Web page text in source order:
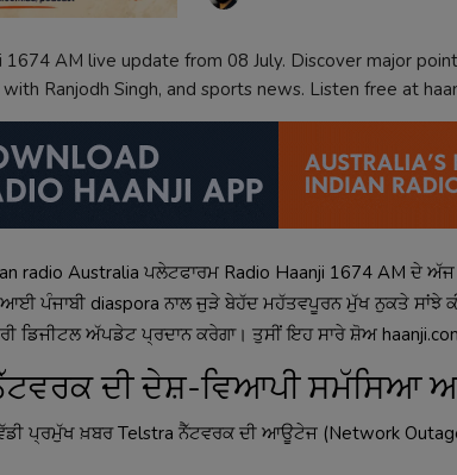
1674 AM live update from 08 July. Discover major
Ranjodh Singh, and sports news. Listen free at
radio Australia ਪਲੇਟਫਾਰਮ Radio Haanji 1674 AM ਦੇ
ਪੰਜਾਬੀ diaspora ਨਾਲ ਜੁੜੇ ਬੇਹੱਦ ਮਹੱਤਵਪੂਰਨ ਮੁੱਖ ਨੁਕਤੇ ਸਾਂਝੇ
ਡਿਜੀਟਲ ਅੱਪਡੇਟ ਪ੍ਰਦਾਨ ਕਰੇਗਾ। ਤੁਸੀਂ ਇਹ ਸਾਰੇ ਸ਼ੋਅ
ਦੀ ਦੇਸ਼-ਵਿਆਪੀ ਸਮੱਸਿਆ
ਪ੍ਰਮੁੱਖ ਖ਼ਬਰ Telstra ਨੈੱਟਵਰਕ ਦੀ ਆਊਟੇਜ (Network